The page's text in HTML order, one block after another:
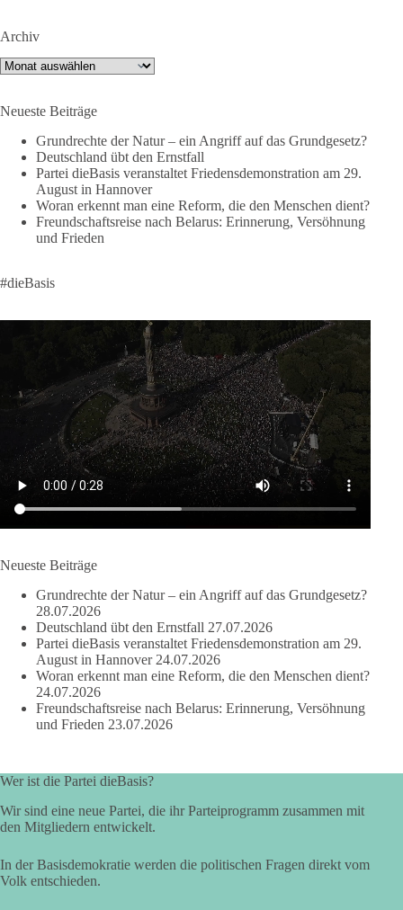
Verteidigungsbündnis der Welt und ein Garant für Sicherheit.
Die Gipfelerklärung liest sich jedoch wie ein Protokoll einer
Neue Milliardenhilfen für die Ukraine, neue Verpflichtungen
für Europa, gigantische Rüstungsdeals, Ausbau der
Verteidigungsindustrie, Modernisierung der Streitkräfte, ein
klares Bekenntnis zur militärischen Abschreckung und dazu
die Forderung, der Iran dürfe keine Kernwaffe besitzen.
Und wo war der Austausch über eine friedensorientierte
🟩🟩🟦🟦🟥🟥🟧🟧
dieBasis fordert als einzige Partei in Deutschland den Austritt
aus der NATO. Ein Gipfel, der mehr nach Rüstungsdeal als
nach Friedenspolitik klingt, wird niemals Sicherheit schaffen,
ob nun in Deutschland oder weltweit.
Quelle: https://www.tagesschau.de/ausland/asien/nato-
erklaerung-ankara-100.html
#dieBasis #NATO #Gipfeltreffen #Frieden #Sicherheit
DieBasis
2 Tage(n) zuvor
Grundrechte der Natur – ein Angriff auf das Grundgesetz?
Im Politischen Frühschoppen diskutieren die Teilnehmer das
Verhältnis von Mensch, Natur und Grundgesetz.
Kann die Natur Träger eigener Grundrechte sein? Oder würde
Grundgesetzes sprengen? Mit dieser grundsätzlichen Frage
beschäftigte sich die Teilnehmer des Politischen
Referent Frank Bothmann stellte die These auf, dass die
Archiv
Archiv
Neueste Beiträge
Grundrechte der Natur – ein Angriff auf das Grundgesetz?
Deutschland übt den Ernstfall
Partei dieBasis veranstaltet Friedensdemonstration am 29.
August in Hannover
Woran erkennt man eine Reform, die den Menschen dient?
Freundschaftsreise nach Belarus: Erinnerung, Versöhnung
und Frieden
#dieBasis
Neueste Beiträge
Grundrechte der Natur – ein Angriff auf das Grundgesetz?
28.07.2026
Deutschland übt den Ernstfall 27.07.2026
Partei dieBasis veranstaltet Friedensdemonstration am 29.
August in Hannover 24.07.2026
Woran erkennt man eine Reform, die den Menschen dient?
24.07.2026
Freundschaftsreise nach Belarus: Erinnerung, Versöhnung
und Frieden 23.07.2026
Wer ist die Partei dieBasis?
Wir sind eine neue Partei, die ihr Parteiprogramm zusammen mit
den Mitgliedern entwickelt.
In der Basisdemokratie werden die politischen Fragen direkt vom
Volk entschieden.